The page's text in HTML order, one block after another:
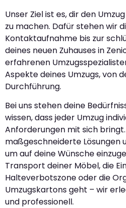
Unser Ziel ist es, dir den
zu machen. Dafür stehen wir
Kontaktaufnahme bis zur
deines neuen Zuhauses in
erfahrenen
Aspekte deines Umzugs, von
Durchführung.
Bei uns stehen deine
wissen, dass jeder Umzug
Anforderungen mit sich
maßgeschneiderte Lösungen
um auf deine Wünsche
Transport deiner Möbel, die
Halteverbotszone oder die
Umzugskartons geht – wir
und professionell.